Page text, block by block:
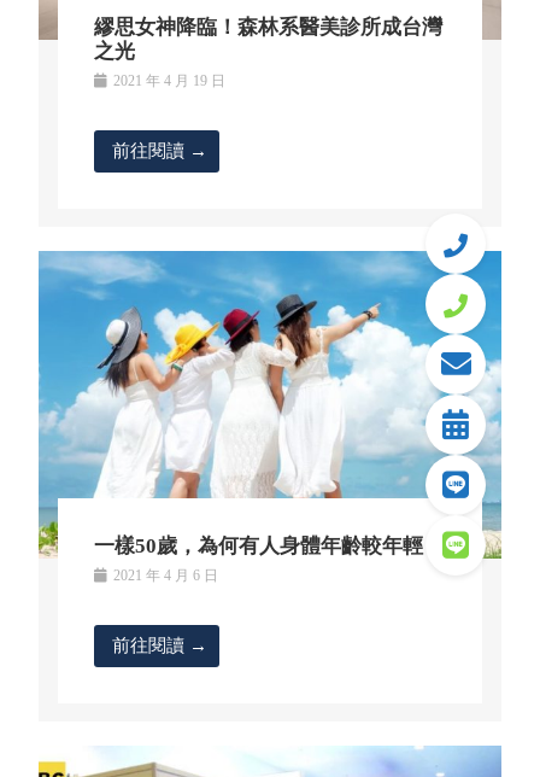
繆思女神降臨！森林系醫美診所成台灣
之光
2021 年 4 月 19 日
前往閱讀 →
一樣50歲，為何有人身體年齡較年輕？
2021 年 4 月 6 日
前往閱讀 →